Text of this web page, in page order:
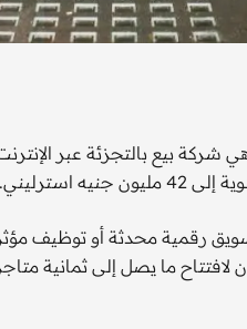
بيع بالتجزئة عبر الإنترنت
رقمية محدثة أو توظيف
ما يصل إلى ثمانية